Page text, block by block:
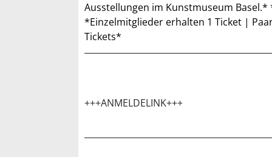
Ausstellungen im Kunstmuseum Basel.*
*Einzelmitglieder erhalten 1 Ticket |
Tickets*
+++ANMELDELINK+++